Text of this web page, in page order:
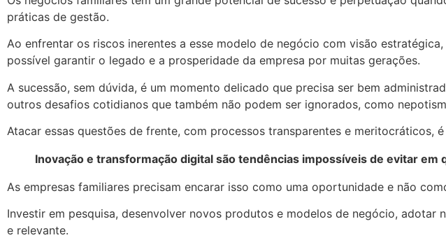
práticas de gestão.
Ao enfrentar os riscos inerentes a esse modelo de negócio com visão
possível garantir o legado e a prosperidade da empresa por muitas gerações.
A sucessão, sem dúvida, é um momento delicado que precisa ser bem
outros desafios cotidianos que também não podem ser ignorados, como
Atacar essas questões de frente, com processos transparentes e meritocráticos,
Inovação e transformação digital são tendências impossíveis de evitar em
As empresas familiares precisam encarar isso como uma oportunidade e não
Investir em pesquisa, desenvolver novos produtos e modelos de negócio,
e relevante.